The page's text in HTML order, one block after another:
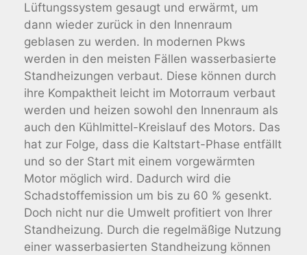
Lüftungssystem gesaugt und erwärmt, um
dann wieder zurück in den Innenraum
geblasen zu werden. In modernen Pkws
werden in den meisten Fällen wasserbasierte
Standheizungen verbaut. Diese können durch
ihre Kompaktheit leicht im Motorraum verbaut
werden und heizen sowohl den Innenraum als
auch den Kühlmittel-Kreislauf des Motors. Das
hat zur Folge, dass die Kaltstart-Phase entfällt
und so der Start mit einem vorgewärmten
Motor möglich wird. Dadurch wird die
Schadstoffemission um bis zu 60 % gesenkt.
Doch nicht nur die Umwelt profitiert von Ihrer
Standheizung. Durch die regelmäßige Nutzung
einer wasserbasierten Standheizung können